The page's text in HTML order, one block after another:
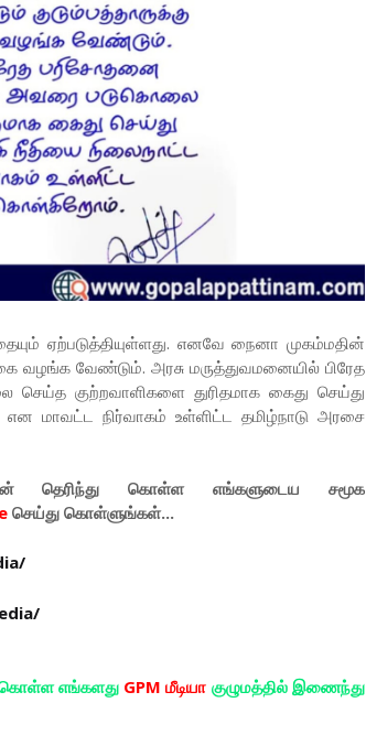
ஏற்படுத்தியுள்ளது. எனவே நைனா முகம்மதின்
வழங்க வேண்டும். அரசு மருத்துவமனையில் பிரேத
குற்றவாளிகளை துரிதமாக கைது செய்து
மாவட்ட நிர்வாகம் உள்ளிட்ட தமிழ்நாடு அரசை
தெரிந்து கொள்ளஎங்களுடைய சமூக
செய்து கொள்ளுங்கள்...
கொள்ள எங்களது GPM மீடியா குழுமத்தில் இணைந்து